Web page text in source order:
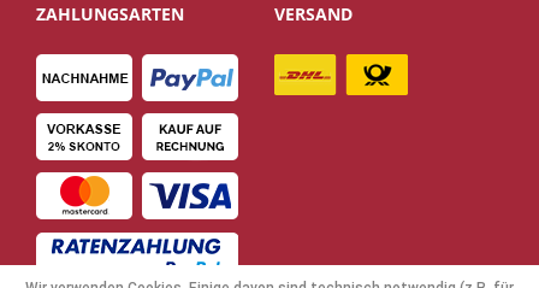
ZAHLUNGSARTEN VERSAND